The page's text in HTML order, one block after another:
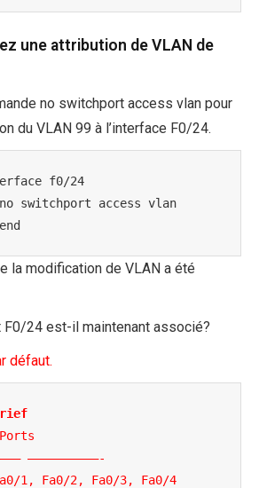
une attribution de VLAN de
no switchport access vlan pour
du VLAN 99 à l’interface F0/24.
f0/24
switchport access vlan
la modification de VLAN a été
F0/24 est-il maintenant associé?
défaut.
——————————-
1, Fa0/2, Fa0/3, Fa0/4